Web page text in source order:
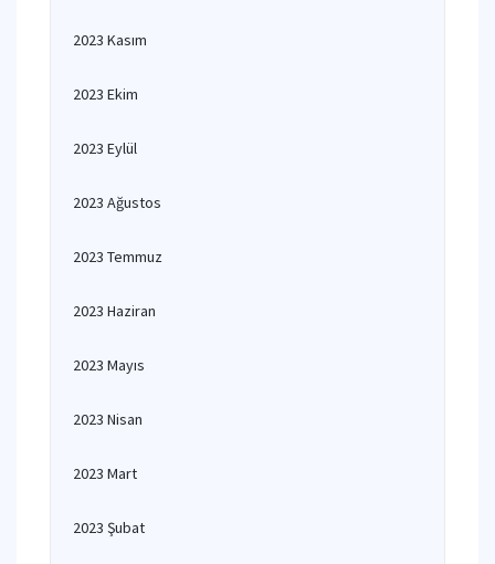
2023 Kasım
2023 Ekim
2023 Eylül
2023 Ağustos
2023 Temmuz
2023 Haziran
2023 Mayıs
2023 Nisan
2023 Mart
2023 Şubat